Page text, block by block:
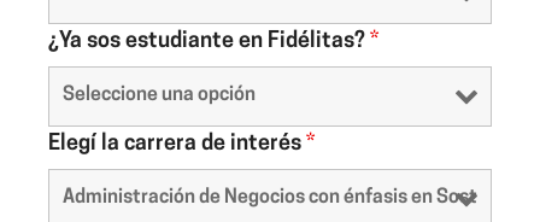
¿Ya sos estudiante en Fidélitas? *
Elegí la carrera de interés *